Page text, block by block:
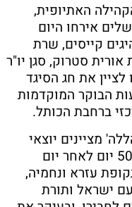
האתיופית,
אירחו היום
קייסים, שרת
סטרוק, סגן יו"ר
את חג הסיגד
הבוקר המוקדמות
ברחבת הכותל.
מציינים יוצאי
הקהילה מדי שנה בכ"ט חשוון – 50 יום לאחר יום
עזרא ונחמיה,
ישראל ותורת